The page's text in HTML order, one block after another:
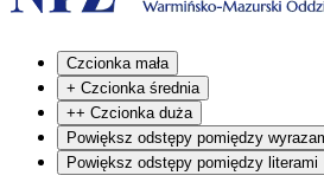
Czcionka mała
+ Czcionka średnia
++ Czcionka duża
Powiększ odstępy pomiędzy
Powiększ odstępy pomiędzy literami